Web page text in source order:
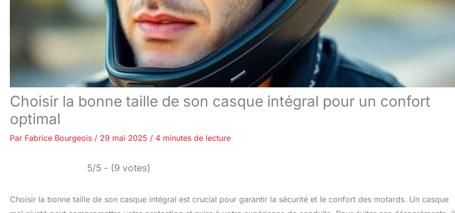
Choisir la bonne taille de son casque intégral pour un confort
optimal
Par Fabrice Bourgeois / 29 mai 2025 / 4 minutes de lecture
5/5 - (9 votes)
Choisir la bonne taille de son casque intégral est crucial pour garantir la sécurité et le confort des motards. Un casque